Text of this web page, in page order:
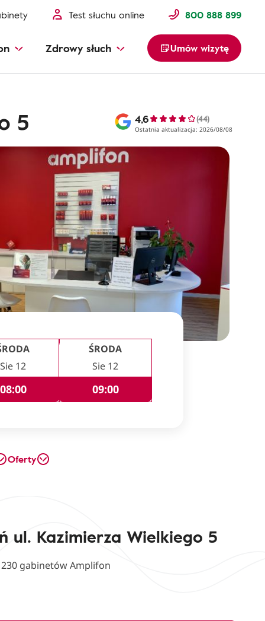
Test słuchu online 800 888 899
Zdrowy słuch Umów wizytę
5 4,6 (44)
Ostatnia aktualizacja: 2026/08/08
Sie 12
08:00
ŚRODA
Sie 12
09:00
Oferty
ul. Kazimierza Wielkiego 5
gabinetów Amplifon